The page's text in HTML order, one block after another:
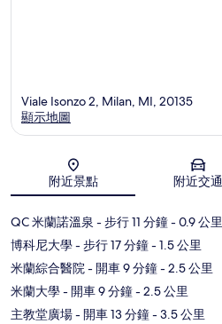
地圖
Viale Isonzo 2, Milan, MI, 20135
顯示地圖
附近景點 附近交通
QC 米蘭諾溫泉 - 步行 11 分鐘- 0.9 公里
博科尼大學- 步行 17 分鐘- 1.5 公里
米蘭綜合醫院- 開車 9 分鐘- 2.5 公里
米蘭大學- 開車 9 分鐘- 2.5 公里
主教堂廣場- 開車 13 分鐘- 3.5 公里